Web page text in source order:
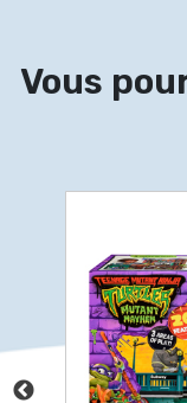
Vous